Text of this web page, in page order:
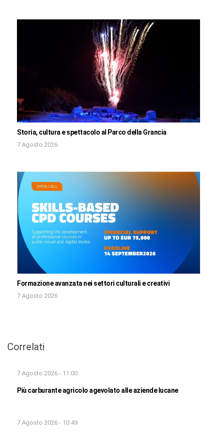
Storia, cultura e spettacolo al Parco della Grancia
7 Agosto 2026
Formazione avanzata nei settori culturali e creativi
7 Agosto 2026
Correlati
7 Agosto 2026 - 11:00
Più carburante agricolo agevolato alle aziende lucane
7 Agosto 2026 - 10:49